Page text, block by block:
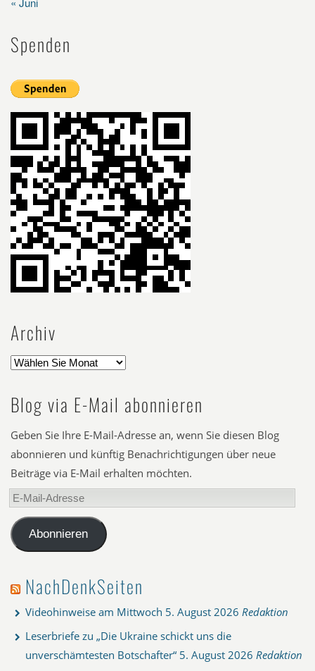
Spenden
Archiv
Blog via E-Mail abonnieren
Geben Sie Ihre E-Mail-Adresse an, wenn Sie diesen Blog
abonnieren und künftig Benachrichtigungen über neue
Beiträge via E-Mail erhalten möchten.
E-
Mail-
AdresseAbonnieren
NachDenkSeiten
Videohinweise am Mittwoch 5. August 2026 Redaktion
Leserbriefe zu „Die Ukraine schickt uns die
unverschämtesten Botschafter“ 5. August 2026 Redaktion